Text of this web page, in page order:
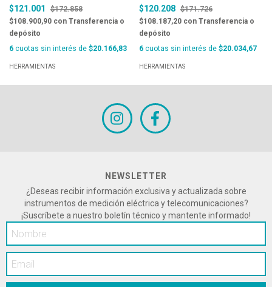
$121.001
$172.858
$108.900,90 con Transferencia o
depósito
6 cuotas sin interés de $20.166,83
HERRAMIENTAS
CONDUCTORES CON
SECCIONES TRANSVERSALES
DE 6 A 16 MM2- MARCA
$120.208 $171.726
$108.187,20 con Transferencia o
depósito
6 cuotas sin interés de $20.034,67
HERRAMIENTAS
NEWSLETTER
¿Deseas recibir información exclusiva y actualizada sobre
instrumentos de medición eléctrica y telecomunicaciones?
¡Suscríbete a nuestro boletín técnico y mantente informado!